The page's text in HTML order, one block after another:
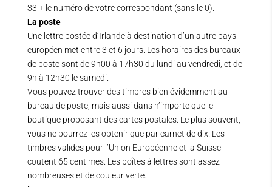
33 + le numéro de votre correspondant (sans le 0).
La poste
Une lettre postée d’Irlande à destination d’un autre pays
européen met entre 3 et 6 jours. Les horaires des bureaux
de poste sont de 9h00 à 17h30 du lundi au vendredi, et de
9h à 12h30 le samedi.
Vous pouvez trouver des timbres bien évidemment au
bureau de poste, mais aussi dans n’importe quelle
boutique proposant des cartes postales. Le plus souvent,
vous ne pourrez les obtenir que par carnet de dix. Les
timbres valides pour l’Union Européenne et la Suisse
coutent 65 centimes. Les boîtes à lettres sont assez
nombreuses et de couleur verte.